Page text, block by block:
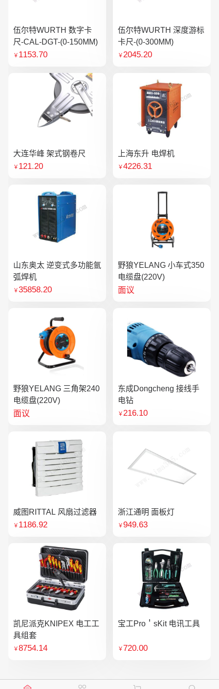
伍尔特WURTH 数字卡
尺-CAL-DGT-(0-150MM)
￥ 1153.70
伍尔特WURTH 深度游标
卡尺-(0-300MM)
￥2045.20
大连华峰 架式钢卷尺
￥ 121.20
上海东升 电焊机
￥4226.31
山东奥太 逆变式多功能氩
弧焊机
￥35858.20
野狼YELANG 小车式350
电缆盘(220V)
面议
野狼YELANG 三角架240
电缆盘(220V)
面议
东成Dongcheng 接线手
电钻
￥216.10
威图RITTAL 风扇过滤器
￥ 1186.92
浙江通明 面板灯
￥949.63
凯尼派克KNIPEX 电工工
具组套
￥8754.14
宝工Pro＇sKit 电讯工具
￥720.00